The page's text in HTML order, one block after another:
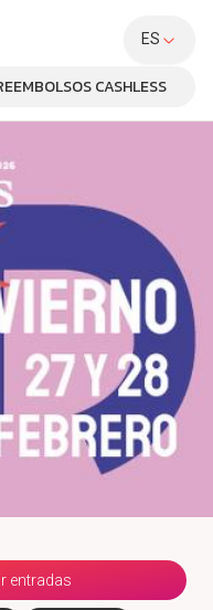
ES
CASHLESS
entradas